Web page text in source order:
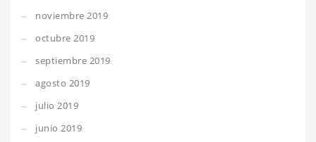
noviembre 2019
octubre 2019
septiembre 2019
agosto 2019
julio 2019
junio 2019